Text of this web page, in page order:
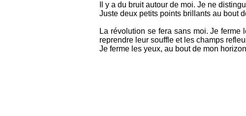
Il y a du bruit autour de moi. Je ne
Juste deux petits points brillants au bout
La révolution se fera sans moi. Je
reprendre leur souffle et les champs
Je ferme les yeux, au bout de mon